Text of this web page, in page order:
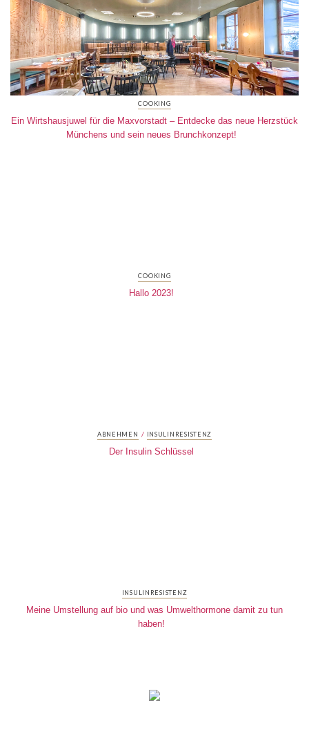
COOKING
Ein Wirtshausjuwel für die Maxvorstadt – Entdecke das neue Herzstück
Münchens und sein neues Brunchkonzept!
COOKING
Hallo 2023!
ABNEHMEN / INSULINRESISTENZ
Der Insulin Schlüssel
INSULINRESISTENZ
Meine Umstellung auf bio und was Umwelthormone damit zu tun
haben!